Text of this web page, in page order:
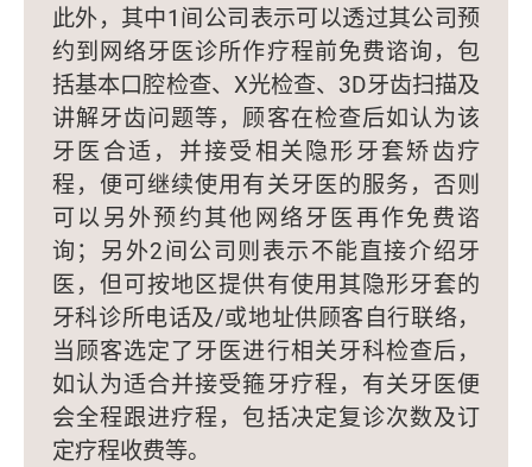
此外，其中1间公司表示可以透过其公司预
约到网络牙医诊所作疗程前免费谘询，包
括基本口腔检查、X光检查、3D牙齿扫描及
讲解牙齿问题等，顾客在检查后如认为该
牙医合适，并接受相关隐形牙套矫齿疗
程，便可继续使用有关牙医的服务，否则
可以另外预约其他网络牙医再作免费谘
询；另外2间公司则表示不能直接介绍牙
医，但可按地区提供有使用其隐形牙套的
牙科诊所电话及/或地址供顾客自行联络，
当顾客选定了牙医进行相关牙科检查后，
如认为适合并接受箍牙疗程，有关牙医便
会全程跟进疗程，包括决定复诊次数及订
定疗程收费等。